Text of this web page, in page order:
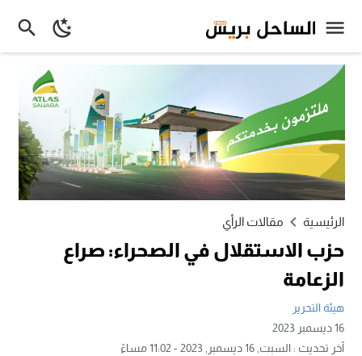
الرئيسية مقالات الرأي
حزب الاستقلال في الصحراء: صراع
الزعامة
هيئة التحرير
16 ديسمبر 2023
آخر تحديث :السبت, 16 ديسمبر, 2023 - 11:02 مساءً